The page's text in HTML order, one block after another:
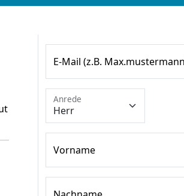
E-Mail (z.B.
Anrede
Vorname